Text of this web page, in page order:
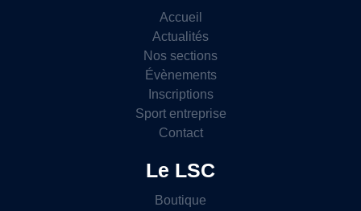
Accueil
Actualités
Nos sections
Évènements
Inscriptions
Sport entreprise
Contact
Le LSC
Boutique